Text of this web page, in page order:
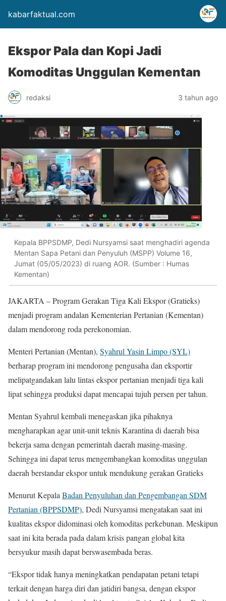
kabarfaktual.com
Ekspor Pala dan Kopi Jadi
Komoditas Unggulan Kementan
redaksi 3 tahun ago
Kepala BPPSDMP, Dedi Nursyamsi saat menghadiri agenda
Mentan Sapa Petani dan Penyuluh (MSPP) Volume 16,
Jumat (05/05/2023) di ruang AOR. (Sumber : Humas
Kementan)
JAKARTA – Program Gerakan Tiga Kali Ekspor (Gratieks)
menjadi program andalan Kementerian Pertanian (Kementan)
dalam mendorong roda perekonomian.
Menteri Pertanian (Mentan), Syahrul Yasin Limpo (SYL)
berharap program ini mendorong pengusaha dan eksportir
melipatgandakan lalu lintas ekspor pertanian menjadi tiga kali
lipat sehingga produksi dapat mencapai tujuh persen per tahun.
Mentan Syahrul kembali menegaskan jika pihaknya
mengharapkan agar unit-unit teknis Karantina di daerah bisa
bekerja sama dengan pemerintah daerah masing-masing.
Sehingga ini dapat terus mengembangkan komoditas unggulan
daerah berstandar ekspor untuk mendukung gerakan Gratieks
Menurut Kepala Badan Penyuluhan dan Pengembangan SDM
Pertanian (BPPSDMP), Dedi Nursyamsi mengatakan saat ini
kualitas ekspor didominasi oleh komoditas perkebunan. Meskipun
saat ini kita berada pada dalam krisis pangan global kita
bersyukur masih dapat berswasembada beras.
“Ekspor tidak hanya meningkatkan pendapatan petani tetapi
terkait dengan harga diri dan jatidiri bangsa, dengan ekspor